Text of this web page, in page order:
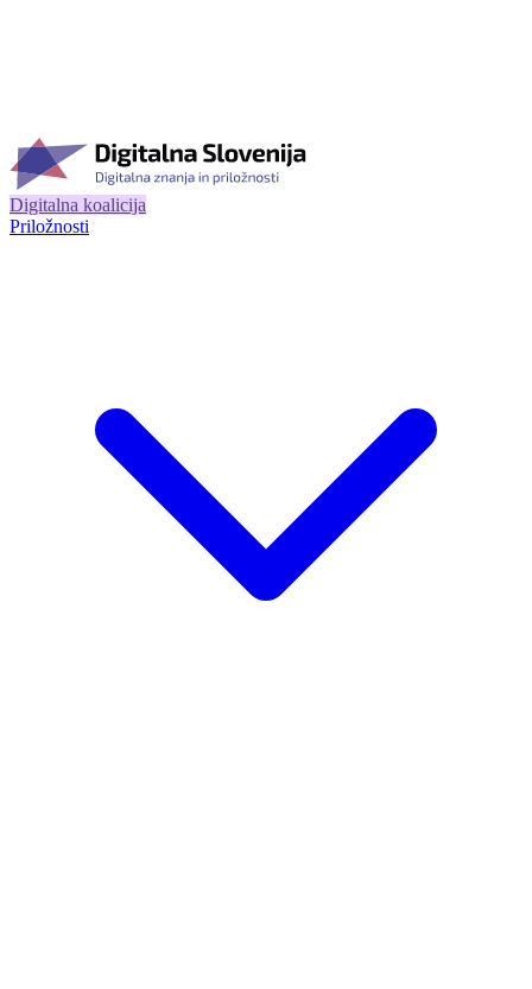
Digitalna koalicija
Priložnosti